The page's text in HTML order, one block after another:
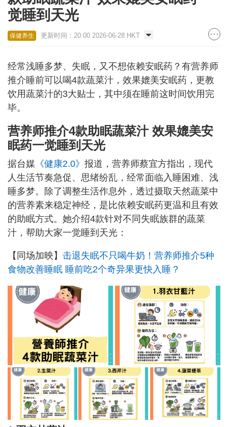
觉睡到天光
保健养生 更新时间：20:00 2026-06-28 HKT
经常浅睡多梦、失眠，又不想依赖安眠药？有营养师
推介睡前可以喝4款蔬菜汁，效果媲美安眠药，更教
饮用蔬菜汁的3大贴士，其中须在睡前这时间饮用完
毕。
营养师推介4款助眠蔬菜汁 效果媲美安
眠药一觉睡到天光
据台媒 《健康2.0》 报道，营养师蔡宜方指出，现代
人生活节奏急促、思绪纷乱，经常面临入睡困难、浅
睡多梦。除了调整生活作息外，透过摄取天然蔬菜中
的营养素来稳定神经，是比依赖安眠药更温和且有效
的助眠方式。她介绍4款针对不同失眠族群的蔬菜
汁，帮助大家一觉睡到天光：
【同场加映】 击退失眠不只喝牛奶！营养师推介5种
食物改善睡眠 睡前吃2个奇异果更快入睡？